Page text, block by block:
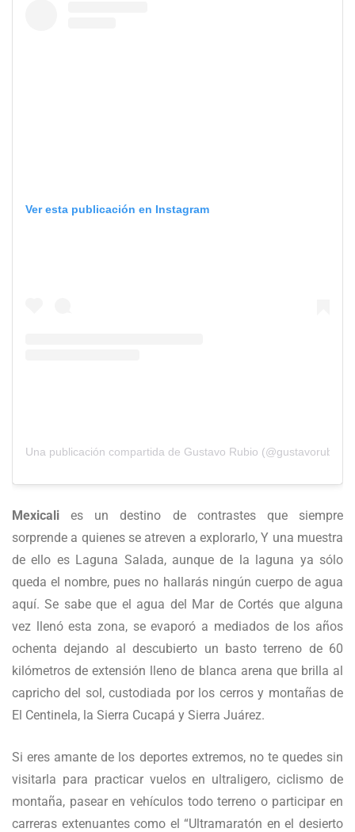
Ver esta publicación en Instagram
Una publicación compartida de Gustavo Rubio (@gustavorub.io)
Mexicali es un destino de contrastes que siempre
sorprende a quienes se atreven a explorarlo, Y una muestra
de ello es Laguna Salada, aunque de la laguna ya sólo
queda el nombre, pues no hallarás ningún cuerpo de agua
aquí. Se sabe que el agua del Mar de Cortés que alguna
vez llenó esta zona, se evaporó a mediados de los años
ochenta dejando al descubierto un basto terreno de 60
kilómetros de extensión lleno de blanca arena que brilla al
capricho del sol, custodiada por los cerros y montañas de
El Centinela, la Sierra Cucapá y Sierra Juárez.
Si eres amante de los deportes extremos, no te quedes sin
visitarla para practicar vuelos en ultraligero, ciclismo de
montaña, pasear en vehículos todo terreno o participar en
carreras extenuantes como el “Ultramaratón en el desierto